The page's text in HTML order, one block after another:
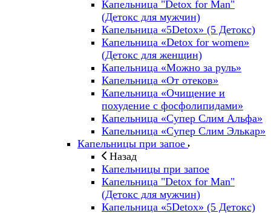
Капельница "Detox for Man"
(Детокс для мужчин)
Капельница «5Detox» (5 Детокс)
Капельница «Detox for women»
(Детокс для женщин)
Капельница «Можно за руль»
Капельница «От отеков»
Капельница «Очищение и
похудение с фосфолипидами»
Капельница «Супер Слим Альфа»
Капельница «Супер Слим Элькар»
Капельницы при запое
Назад
Капельницы при запое
Капельница "Detox for Man"
(Детокс для мужчин)
Капельница «5Detox» (5 Детокс)